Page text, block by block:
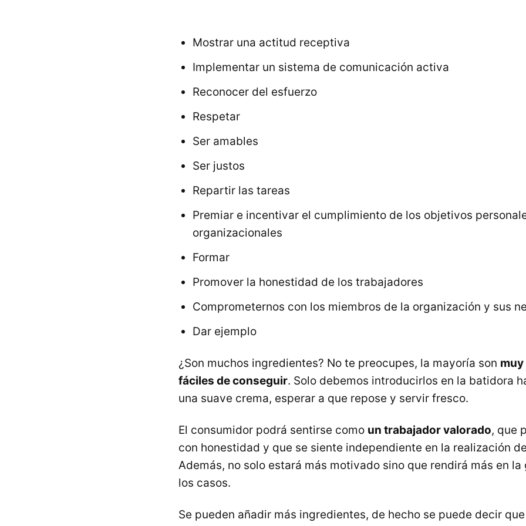
Mostrar una actitud receptiva
Implementar un sistema de comunicación activa
Reconocer del esfuerzo
Respetar
Ser amables
Ser justos
Repartir las tareas
Premiar e incentivar el cumplimiento de los objetivos
organizacionales
Formar
Promover la honestidad de los trabajadores
Comprometernos con los miembros de la organización y sus
Dar ejemplo
¿Son muchos ingredientes? No te preocupes, la mayoría son
fáciles de conseguir. Solo debemos introducirlos en la batidora
una suave crema, esperar a que repose y servir fresco.
El consumidor podrá sentirse como un trabajador valorado, que
con honestidad y que se siente independiente en la realización
Además, no solo estará más motivado sino que rendirá más en
los casos.
Se pueden añadir más ingredientes, de hecho se puede decir